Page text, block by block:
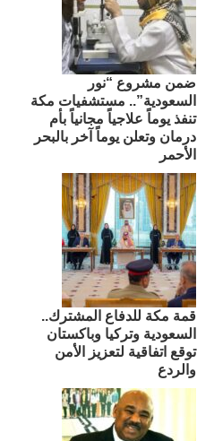
ضمن مشروع “نور
السعودية”.. مستشفيات مكة
تنفذ يوماً علاجياً مجانياً بأم
درمان وتعلن يوماً آخر بالبحر
الأحمر
قمة مكة للدفاع المشترك..
السعودية وتركيا وباكستان
توقع اتفاقية لتعزيز الأمن
والردع